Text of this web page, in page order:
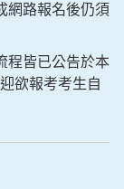
網路報名後仍須
程皆已公告於本
欲報考考生自